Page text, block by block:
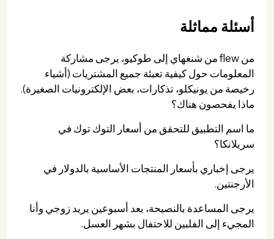
أسئلة مماثلة
من flew من شنغهاي إلى طوكيو، يرجى مشاركة
المعلومات حول كيفية تعبئة جميع المشتريات (أشياء
رخيصة من يونيكلو، تذكارات، بعض الإلكترونيات الصغيرة).
ماذا يفحصون هناك؟
ما اسم التطبيق للتحقق من أسعار التوك توك في
سريلانكا؟
يرجى إخباري بأسعار المنتجات الأساسية بالدولار في
الأرجنتين.
يرجى المساعدة بالنصيحة، بعد أسبوعين يريد زوجي وأنا
المجيء إلى الفلبين للاحتفال بشهر العسل.